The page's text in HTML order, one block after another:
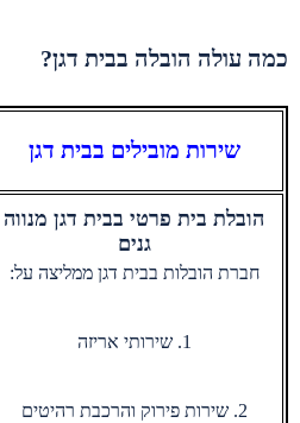
כמה עולה הובלה בבית דגן?
שירות מובילים בבית דגן
הובלת בית פרטי בבית דגן מנווה
גנים
חברת הובלות בבית דגן ממליצה על:
1. שירותי אריזה
2. שירות פירוק והרכבת רהיטים